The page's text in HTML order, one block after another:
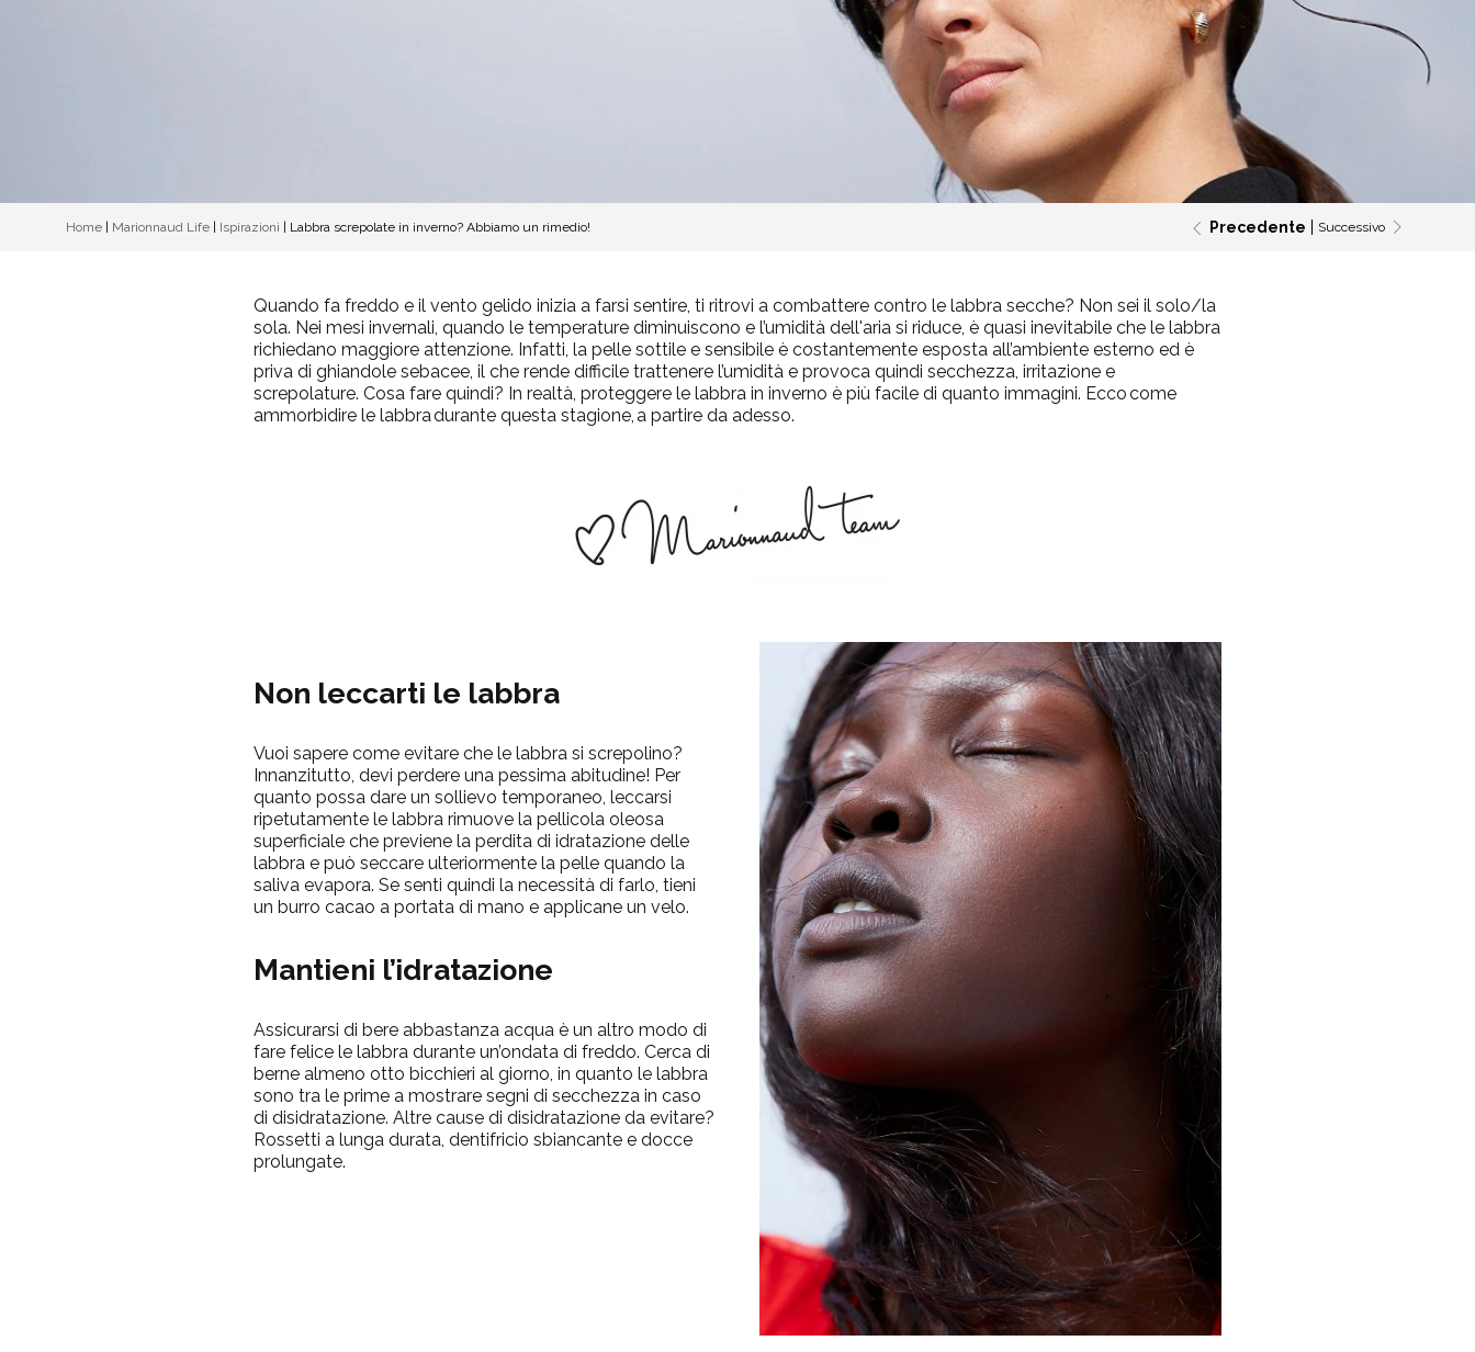
Home Marionnaud Life Ispirazioni Labbra screpolate in inverno? Abbiamo un rimedio! Precedente Successivo
Quando fa freddo e il vento gelido inizia a farsi sentire, ti ritrovi a combattere contro le labbra secche? Non sei il solo/la
sola. Nei mesi invernali, quando le temperature diminuiscono e l’umidità dell'aria si riduce, è quasi inevitabile che le labbra
richiedano maggiore attenzione. Infatti, la pelle sottile e sensibile è costantemente esposta all’ambiente esterno ed è
priva di ghiandole sebacee, il che rende difficile trattenere l’umidità e provoca quindi secchezza, irritazione e
screpolature. Cosa fare quindi? In realtà, proteggere le labbra in inverno è più facile di quanto immagini. Eccocome
ammorbidire le labbradurante questa stagione,a partire da adesso.
Non leccarti le labbra
Vuoi sapere come evitare che le labbra si screpolino?
Innanzitutto, devi perdere una pessima abitudine! Per
quanto possa dare un sollievo temporaneo, leccarsi
ripetutamente le labbra rimuove la pellicola oleosa
superficiale che previene la perdita di idratazione delle
labbra e può seccare ulteriormente la pelle quando la
saliva evapora. Se senti quindi la necessità di farlo, tieni
un burro cacao a portata di mano e applicane un velo.
Mantieni l’idratazione
Assicurarsi di bere abbastanza acqua è un altro modo di
fare felice le labbra durante un’ondata di freddo. Cerca di
berne almeno otto bicchieri al giorno, in quanto le labbra
sono tra le prime a mostrare segni di secchezza in caso
di disidratazione. Altre cause di disidratazione da evitare?
Rossetti a lunga durata, dentifricio sbiancante e docce
prolungate.